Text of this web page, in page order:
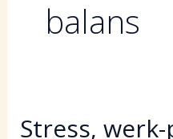
balans
Stress,